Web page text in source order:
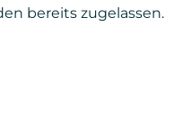
bereits zugelassen.